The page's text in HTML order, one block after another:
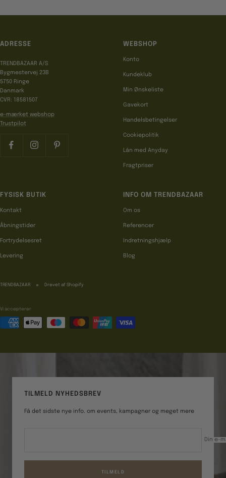
ADRESSE
TRENDBAZAAR A/S
Bygmestervej 23B
5750 Ringe
Danmark
CVR: 18581507
e-mærket webshop
Trustpilot
WEBSHOP
Konto
Kundeklub
Min Ønskeliste
Gavekort
Handelsbetingelser
Cookiepolitik
Lån med Anyday
Fragtpriser
FYSISK BUTIK
Kontakt
Åbningstider
Fortrydelsesret
Levering
INFO OM TRENDBAZAAR
Om os
Referencer
Indretningshjælp
Blog
TRENDBAZAAR Drevet af Shopify
Vi accepterer
TILMELD NYHEDSBREV
Få det sidste nye info. om events, kampagner og meget mere
Din e-
TILMELD